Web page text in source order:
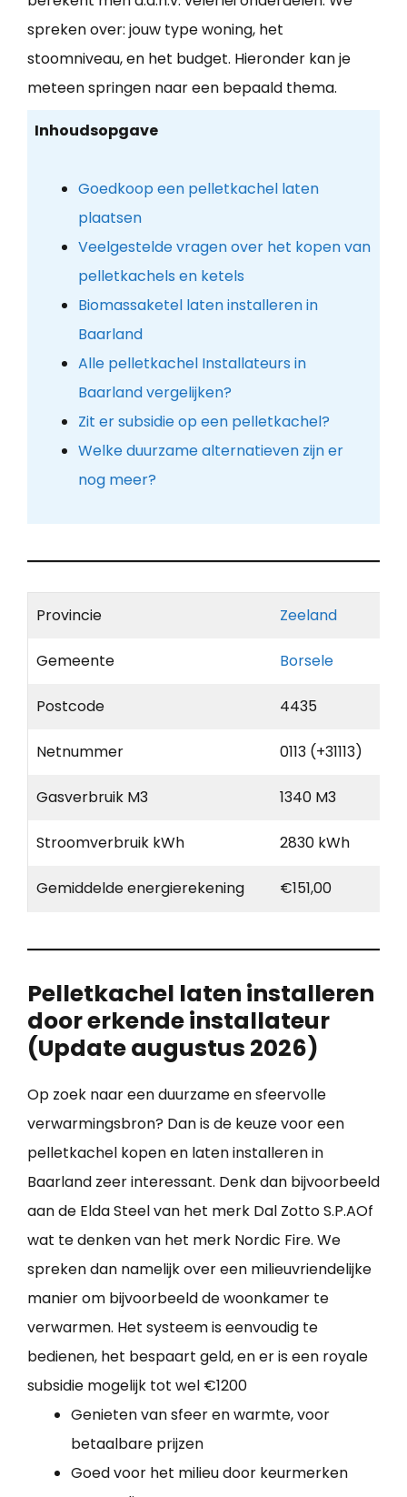
spreken over: jouw type woning, het
stoomniveau, en het budget. Hieronder kan je
meteen springen naar een bepaald thema.
Inhoudsopgave
Goedkoop een pelletkachel laten
plaatsen
Veelgestelde vragen over het kopen van
pelletkachels en ketels
Biomassaketel laten installeren in
Baarland
Alle pelletkachel Installateurs in
Baarland vergelijken?
Zit er subsidie op een pelletkachel?
Welke duurzame alternatieven zijn er
nog meer?
Provincie Zeeland
Gemeente Borsele
Postcode 4435
Netnummer 0113 (+31113)
Gasverbruik M3 1340 M3
Stroomverbruik kWh 2830 kWh
Gemiddelde energierekening €151,00
Pelletkachel laten installeren
door erkende installateur
(Update augustus 2026)
Op zoek naar een duurzame en sfeervolle
verwarmingsbron? Dan is de keuze voor een
pelletkachel kopen en laten installeren in
Baarland zeer interessant. Denk dan bijvoorbeeld
aan de Elda Steel van het merk Dal Zotto S.P.AOf
wat te denken van het merk Nordic Fire. We
spreken dan namelijk over een milieuvriendelijke
manier om bijvoorbeeld de woonkamer te
verwarmen. Het systeem is eenvoudig te
bedienen, het bespaart geld, en er is een royale
subsidie mogelijk tot wel €1200
Genieten van sfeer en warmte, voor
betaalbare prijzen
Goed voor het milieu door keurmerken